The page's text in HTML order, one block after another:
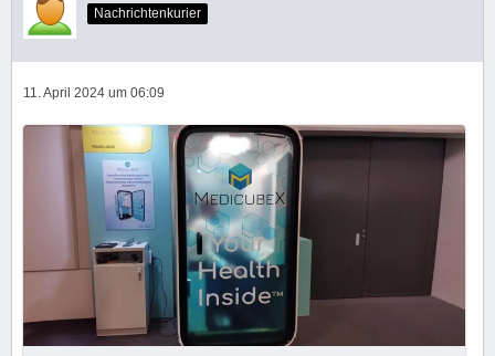
Nachrichtenkurier
11. April 2024 um 06:09